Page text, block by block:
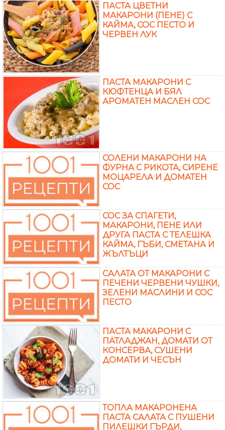
ПАСТА ЦВЕТНИ
МАКАРОНИ (ПЕНЕ) С
КАЙМА, СОС ПЕСТО И
ЧЕРВЕН ЛУК
ПАСТА МАКАРОНИ С
КЮФТЕНЦА И БЯЛ
АРОМАТЕН МАСЛЕН СОС
СОЛЕНИ МАКАРОНИ НА
ФУРНА С РИКОТА, СИРЕНЕ
МОЦАРЕЛА И ДОМАТЕН
СОС
СОС ЗА СПАГЕТИ,
МАКАРОНИ, ПЕНЕ ИЛИ
ДРУГА ПАСТА С ТЕЛЕШКА
КАЙМА, ГЪБИ, СМЕТАНА И
ЖЪЛТЪЦИ
САЛАТА ОТ МАКАРОНИ С
ПЕЧЕНИ ЧЕРВЕНИ ЧУШКИ,
ЗЕЛЕНИ МАСЛИНИ И СОС
ПЕСТО
ПАСТА МАКАРОНИ С
ПАТЛАДЖАН, ДОМАТИ ОТ
КОНСЕРВА, СУШЕНИ
ДОМАТИ И ЧЕСЪН
ТОПЛА МАКАРОНЕНА
ПАСТА САЛАТА С ПУШЕНИ
ПИЛЕШКИ ГЪРДИ,